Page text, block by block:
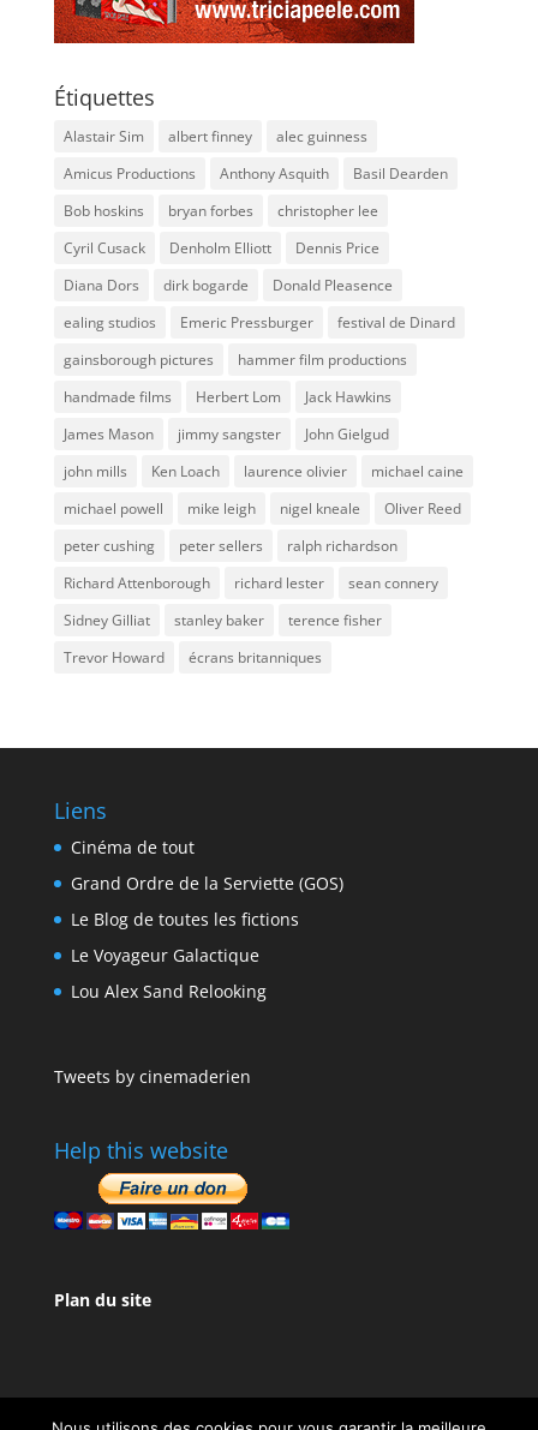
Étiquettes
Alastair Sim albert finney
alec guinness
Amicus Productions
Anthony Asquith
Basil Dearden
Bob hoskins
bryan forbes
christopher lee
Cyril Cusack
Denholm Elliott
Dennis Price
Diana Dors
dirk bogarde
Donald Pleasence
ealing studios
Emeric Pressburger
festival de Dinard
gainsborough pictures
hammer film productions
handmade films
Herbert Lom
Jack Hawkins
James Mason
jimmy sangster
John Gielgud
john mills
Ken Loach laurence olivier
michael caine
michael powell
mike leigh nigel kneale
Oliver Reed
peter cushing
peter sellers
ralph richardson
Richard Attenborough
richard lester
sean connery
Sidney Gilliat
stanley baker
terence fisher
Trevor Howard
écrans britanniques
Liens
Cinéma de tout
Grand Ordre de la Serviette (GOS)
Le Blog de toutes les fictions
Le Voyageur Galactique
Lou Alex Sand Relooking
Tweets by cinemaderien
Help this website
Plan du site